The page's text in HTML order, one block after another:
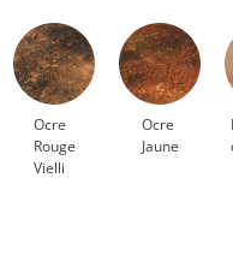
Ocre
Rouge
Vielli
Ocre
Jaune